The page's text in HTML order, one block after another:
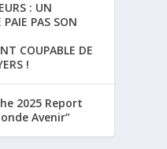
: UN
PAS SON
COUPABLE DE
!
2025 Report
Avenir”